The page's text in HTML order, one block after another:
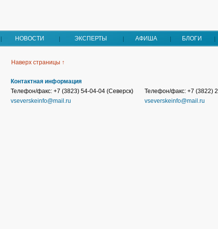
НОВОСТИ ЭКСПЕРТЫ АФИША БЛОГИ
Наверх страницы ↑
Контактная информация
Телефон/факс: +7 (3823) 54-04-04 (Северск)
vseverskeinfo@mail.ru
Телефон/факс: +7 (3822)
vseverskeinfo@mail.ru